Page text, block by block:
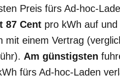
Preis fürs Ad-hoc-
87 Cent pro kWh auf
mit einem Vertrag
Am günstigsten
fürs Ad-hoc-Laden